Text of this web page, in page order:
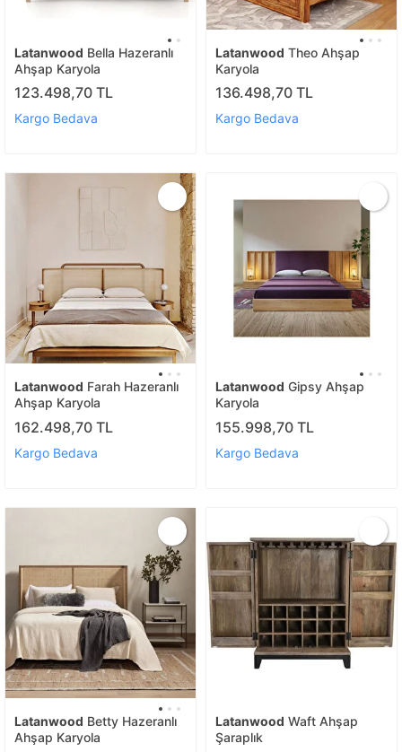
Latanwood Bella Hazeranlı
Ahşap Karyola
123.498,70 TL
Kargo Bedava
Latanwood Theo Ahşap
Karyola
136.498,70 TL
Kargo Bedava
Latanwood Farah Hazeranlı
Ahşap Karyola
162.498,70 TL
Kargo Bedava
Latanwood Gipsy Ahşap
Karyola
155.998,70 TL
Kargo Bedava
Latanwood Betty Hazeranlı
Ahşap Karyola
Latanwood Waft Ahşap
Şaraplık